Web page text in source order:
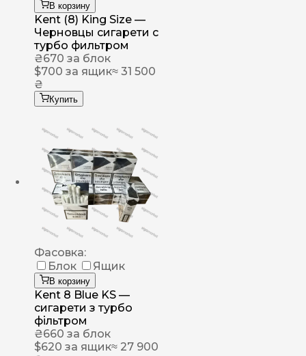
В корзину
Kent (8) King Size —
Черновцы сигарети с
турбо фильтром
₴670 за блок
$700 за ящик≈ 31 500
₴
Купить
Фасовка:
Блок
Ящик
В корзину
Kent 8 Blue KS —
сигарети з турбо
фільтром
₴660 за блок
$620 за ящик≈ 27 900